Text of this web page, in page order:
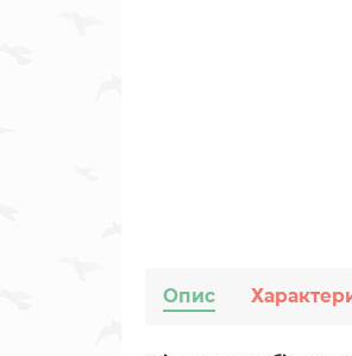
Опис